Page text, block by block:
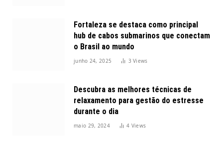
Fortaleza se destaca como principal
hub de cabos submarinos que conectam
o Brasil ao mundo
junho 24, 2025 3Views
Descubra as melhores técnicas de
relaxamento para gestão do estresse
durante o dia
maio 29, 2024 4 Views